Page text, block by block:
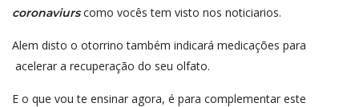
coronaviurscomo vocês tem visto nos noticiarios.
Alem disto o otorrino também indicará medicações para
acelerar a recuperação do seu olfato.
E o que vou te ensinar agora, é para complementar este